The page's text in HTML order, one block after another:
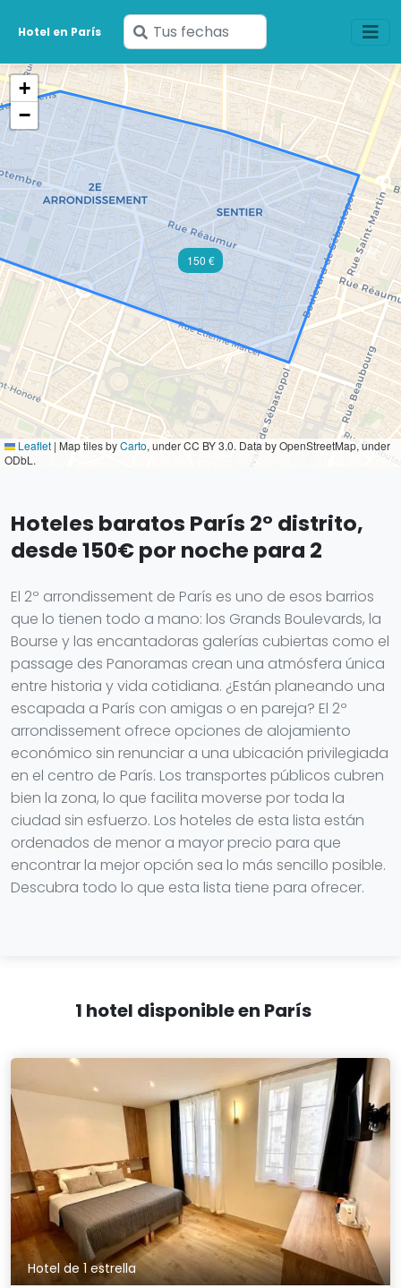
Hotel en París
Ingresa
tus
fechas
150 €
+
−
Leaflet | Map tiles byCarto, under CC BY 3.0. Data by OpenStreetMap, under
ODbL.
Hoteles baratos París 2° distrito,
desde 150€ por noche para 2
El 2º arrondissement de París es uno de esos barrios
que lo tienen todo a mano: los Grands Boulevards, la
Bourse y las encantadoras galerías cubiertas como el
passage des Panoramas crean una atmósfera única
entre historia y vida cotidiana. ¿Están planeando una
escapada a París con amigas o en pareja? El 2º
arrondissement ofrece opciones de alojamiento
económico sin renunciar a una ubicación privilegiada
en el centro de París. Los transportes públicos cubren
bien la zona, lo que facilita moverse por toda la
ciudad sin esfuerzo. Los hoteles de esta lista están
ordenados de menor a mayor precio para que
encontrar la mejor opción sea lo más sencillo posible.
Descubra todo lo que esta lista tiene para ofrecer.
1 hotel disponible en París
Hotel de 1 estrella